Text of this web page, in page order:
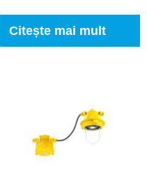
Citește mai mult